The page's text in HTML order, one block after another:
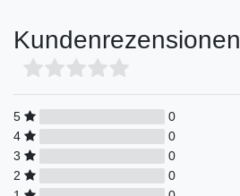
Kundenrezensionen
5
0
4
0
3
0
2
0